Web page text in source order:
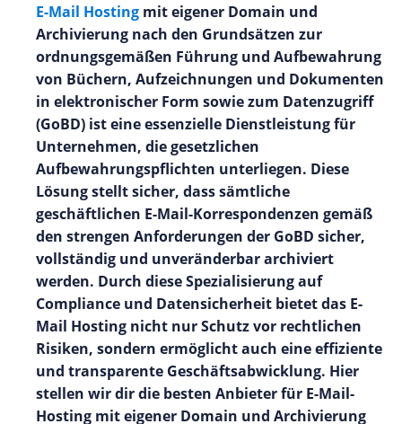
E-Mail Hosting mit eigener Domain und
Archivierung nach den Grundsätzen zur
ordnungsgemäßen Führung und Aufbewahrung
von Büchern, Aufzeichnungen und Dokumenten
in elektronischer Form sowie zum Datenzugriff
(GoBD) ist eine essenzielle Dienstleistung für
Unternehmen, die gesetzlichen
Aufbewahrungspflichten unterliegen. Diese
Lösung stellt sicher, dass sämtliche
geschäftlichen E-Mail-Korrespondenzen gemäß
den strengen Anforderungen der GoBD sicher,
vollständig und unveränderbar archiviert
werden. Durch diese Spezialisierung auf
Compliance und Datensicherheit bietet das E-
Mail Hosting nicht nur Schutz vor rechtlichen
Risiken, sondern ermöglicht auch eine effiziente
und transparente Geschäftsabwicklung. Hier
stellen wir dir die besten Anbieter für E-Mail-
Hosting mit eigener Domain und Archivierung